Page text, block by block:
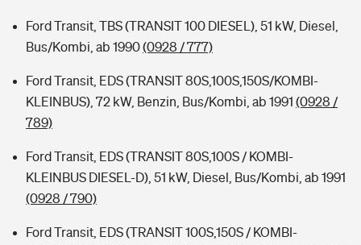
Ford Transit, TBS (TRANSIT 100 DIESEL), 51 kW, Diesel,
Bus/Kombi, ab 1990(0928 / 777)
Ford Transit, EDS (TRANSIT 80S,100S,150S/KOMBI-
KLEINBUS), 72 kW, Benzin, Bus/Kombi, ab 1991 (0928 /
789)
Ford Transit, EDS (TRANSIT 80S,100S / KOMBI-
KLEINBUS DIESEL-D), 51 kW, Diesel, Bus/Kombi, ab 1991
(0928 / 790)
Ford Transit, EDS (TRANSIT 100S,150S / KOMBI-